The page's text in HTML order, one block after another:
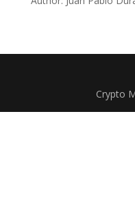
Crypto